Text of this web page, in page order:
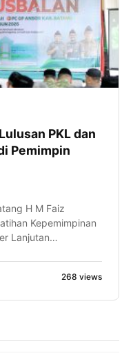
PKL dan
Pemimpin
H M Faiz
Kepemimpinan
Lanjutan
dari proses
Faiz saat […]
268 views